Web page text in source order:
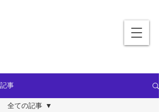
記事
全ての記事